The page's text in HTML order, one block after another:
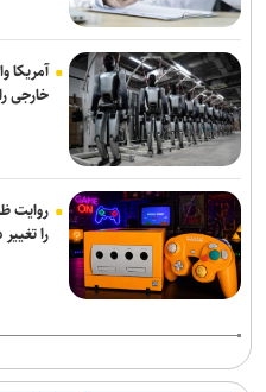
آمریکا
خارجی
روایت
را تغییر